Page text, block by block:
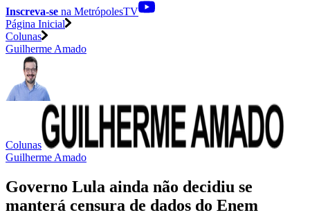
Inscreva-se na MetrópolesTV
Página Inicial
Colunas
Guilherme Amado
Colunas
Guilherme Amado
Governo Lula ainda não decidiu se
manterá censura de dados do Enem